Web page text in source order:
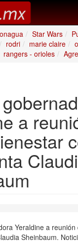
Star Wars
rodri marie claire
rangers - orioles
a